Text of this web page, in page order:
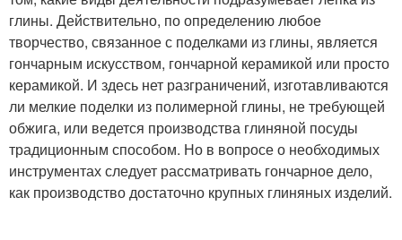
глины. Действительно, по определению любое
творчество, связанное с поделками из глины, является
гончарным искусством, гончарной керамикой или просто
керамикой. И здесь нет разграничений, изготавливаются
ли мелкие поделки из полимерной глины, не требующей
обжига, или ведется производства глиняной посуды
традиционным способом. Но в вопросе о необходимых
инструментах следует рассматривать гончарное дело,
как производство достаточно крупных глиняных изделий.